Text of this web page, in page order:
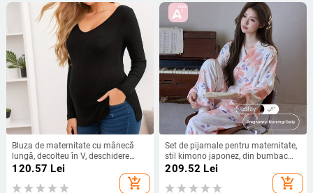
Bluza de maternitate cu mânecă
lungă, decolteu în V, deschidere
laterală, amestec poliester-bumbac,
120.57 Lei
add_shopping_cart
Set de pijamale pentru maternitate,
stil kimono japonez, din bumbac
100%, gaze dublu strat, decolteu în
V, mâneci lungi, pantaloni, pentru
sarcină și alăptare
209.52 Lei
add_shopping_cart